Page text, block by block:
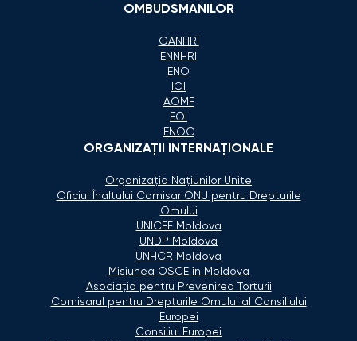
OMBUDSMANILOR
GANHRI
ENNHRI
ENO
IOI
AOMF
EOI
ENOC
ORGANIZAŢII INTERNAŢIONALE
Organizaţia Naţiunilor Unite
Oficiul Înaltului Comisar ONU pentru Drepturile
Omului
UNICEF Moldova
UNDP Moldova
UNHCR Moldova
Misiunea OSCE în Moldova
Asociaţia pentru Prevenirea Torturii
Comisarul pentru Drepturile Omului al Consiliului
Europei
Consiliul Europei